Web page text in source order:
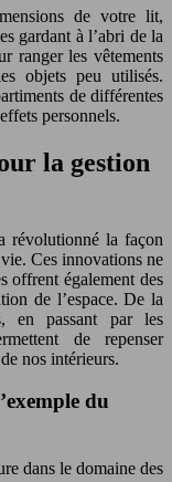
de votre lit,
gardant à l’abri de la
ranger les vêtements
objets peu utilisés.
de différentes
personnels.
la gestion
révolutionné la façon
Ces innovations ne
offrent également des
de l’espace. De la
en passant par les
de repenser
nos intérieurs.
du
dans le domaine des